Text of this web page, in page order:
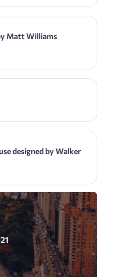
Matt Williams
designed by Walker